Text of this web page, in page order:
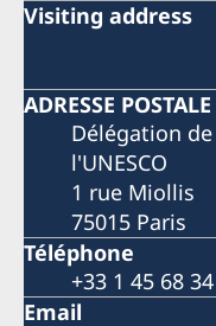
Visiting address
ADRESSE POSTALE
Délégation
l'UNESCO
1 rue Miollis
75015 Paris
Téléphone
+33 1 45 68
Email